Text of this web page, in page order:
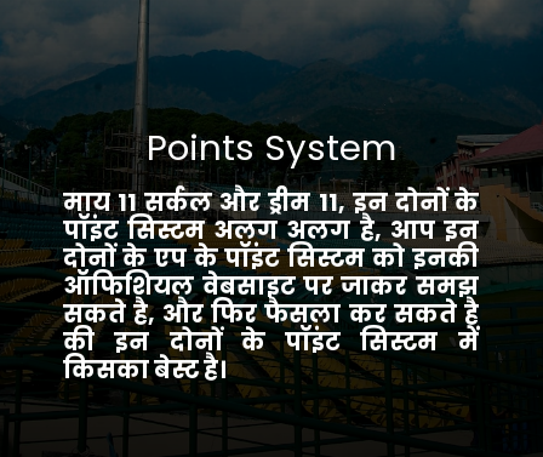
माय 11 सर्कल और ड्रीम 11, इन दोनों के
पॉइंट सिस्टम अलग अलग है, आप इन
दोनों के एप के पॉइंट सिस्टम को इनकी
ऑफिशियल वेबसाइट पर जाकर समझ
सकते है, और फिर फैसला कर सकते है
की इन दोनों के पॉइंट सिस्टम में
किसका बेस्ट है।
Points System